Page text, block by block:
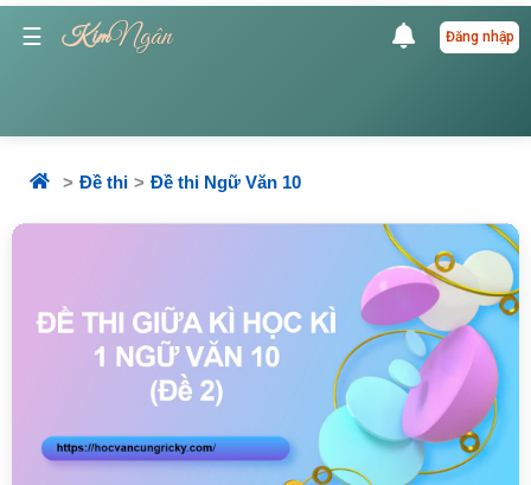
☰ KimNgân Đăng nhập
Đề thi Đề thi Ngữ Văn 10